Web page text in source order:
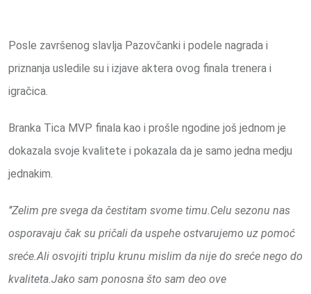
Posle završenog slavlja Pazovčanki i podele nagrada i
priznanja usledile su i izjave aktera ovog finala trenera i
igračica.
Branka Tica MVP finala kao i prošle ngodine još jednom je
dokazala svoje kvalitete i pokazala da je samo jedna medju
jednakim.
’’Zelim pre svega da čestitam svome timu.Celu sezonu nas
osporavaju čak su pričali da uspehe ostvarujemo uz pomoć
sreće.Ali osvojiti triplu krunu mislim da nije do sreće nego do
kvaliteta.Jako sam ponosna što sam deo ove